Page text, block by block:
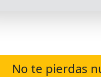
No te pierdas